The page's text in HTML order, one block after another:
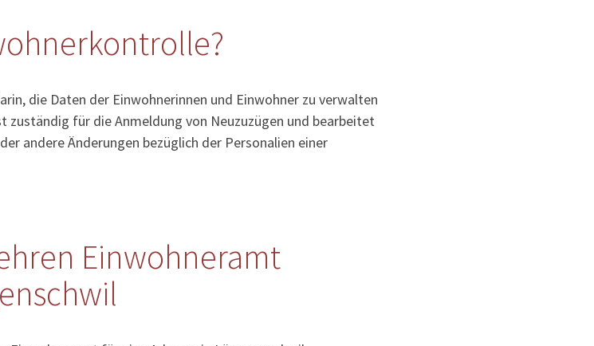
die Daten der Einwohnerinnen und Einwohner zu verwalten
zuständig für die Anmeldung von Neuzuzügen und bearbeitet
andere Änderungen bezüglich der Personalien einer
Einwohneramt